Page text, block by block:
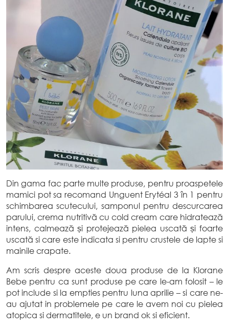
Din gama fac parte multe produse, pentru proaspetele
mamici pot sa recomand Unguent Erytéal 3 în 1 pentru
schimbarea scutecului, samponul pentru descurcarea
parului, crema nutritivă cu cold cream care hidratează
intens, calmează și protejează pielea uscată și foarte
uscată si care este indicata si pentru crustele de lapte si
mainile crapate.
Am scris despre aceste doua produse de la Klorane
Bebe pentru ca sunt produse pe care le-am folosit – le
pot include si la empties pentru luna aprilie – si care ne-
au ajutat in problemele pe care le avem noi cu pielea
atopica si dermatitele, e un brand ok si eficient.